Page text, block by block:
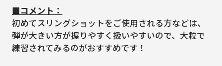
■コメント：
初めてスリングショットをご使用される方などは、
弾が大きい方が握りやすく扱いやすいので、大粒で
練習されてみるのがおすすめです！